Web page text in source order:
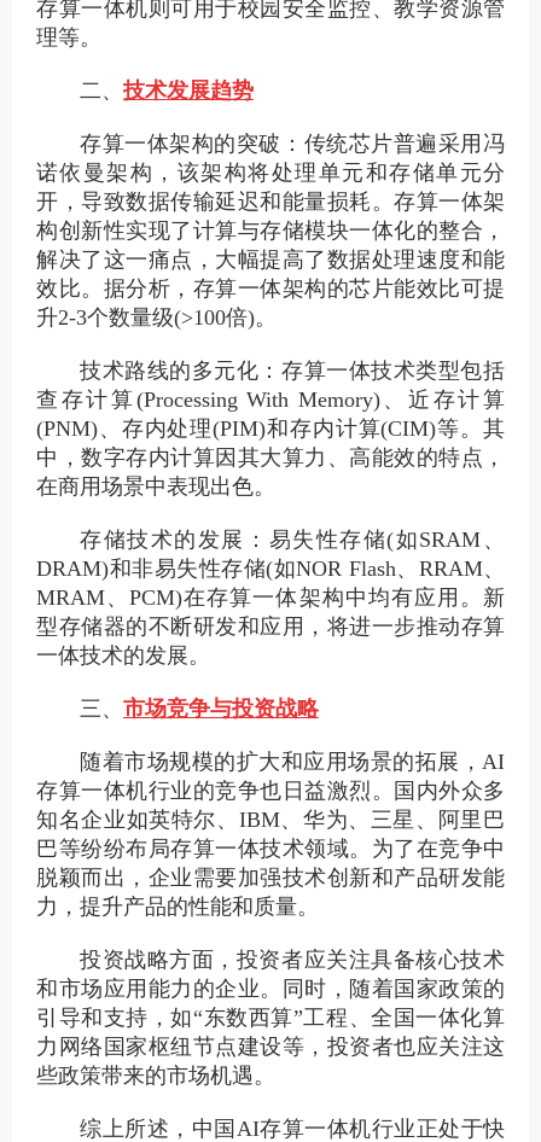
存算一体机则可用于校园安全监控、教学资源管
理等。
二、 技术发展趋势
存算一体架构的突破：传统芯片普遍采用冯
诺依曼架构，该架构将处理单元和存储单元分
开，导致数据传输延迟和能量损耗。存算一体架
构创新性实现了计算与存储模块一体化的整合，
解决了这一痛点，大幅提高了数据处理速度和能
效比。据分析，存算一体架构的芯片能效比可提
升2-3个数量级(>100倍)。
技术路线的多元化：存算一体技术类型包括
查存计算(Processing With Memory)、近存计算
(PNM)、存内处理(PIM)和存内计算(CIM)等。其
中，数字存内计算因其大算力、高能效的特点，
在商用场景中表现出色。
存储技术的发展：易失性存储(如SRAM、
DRAM)和非易失性存储(如NOR Flash、RRAM、
MRAM、PCM)在存算一体架构中均有应用。新
型存储器的不断研发和应用，将进一步推动存算
一体技术的发展。
三、 市场竞争与投资战略
随着市场规模的扩大和应用场景的拓展，AI
存算一体机行业的竞争也日益激烈。国内外众多
知名企业如英特尔、IBM、华为、三星、阿里巴
巴等纷纷布局存算一体技术领域。为了在竞争中
脱颖而出，企业需要加强技术创新和产品研发能
力，提升产品的性能和质量。
投资战略方面，投资者应关注具备核心技术
和市场应用能力的企业。同时，随着国家政策的
引导和支持，如“东数西算”工程、全国一体化算
力网络国家枢纽节点建设等，投资者也应关注这
些政策带来的市场机遇。
综上所述，中国AI存算一体机行业正处于快